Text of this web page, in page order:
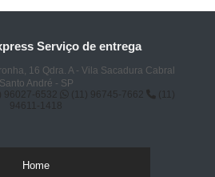
Serviço de entrega
16 Qdra. A - Vila Sacadura Cabral
Santo André - SP
96027-6532 (11) 96745-7662
(11)
94611-1418
Home